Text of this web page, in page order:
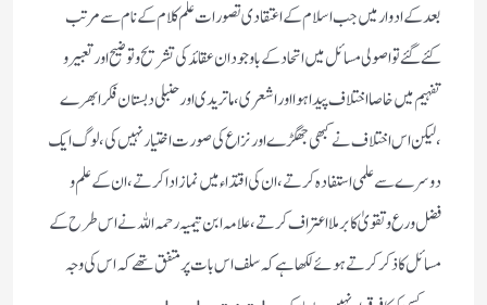
بعد کے ادوار میں جب اسلام کے اعتقادی تصورات علم کلام کے نام سے مرتب
کئے گئے تو اصولی مسائل میں اتحاد کے باوجود ان عقائد کی تشریح و توضیح اور تعبیر و
تفہیم میں خاصا اختلاف پیدا ہوا اور اشعری ،ماتریدی اور حنبلی دبستان فکر ابھرے
،لیکن اس اختلاف نے کبھی جھگڑے اور نزاع کی صورت اختیار نہیں کی ،لوگ ایک
دوسرے سے علمی استفادہ کرتے ،ان کی اقتداء میں نماز ادا کرتے ،ان کے علم و
فضل ورع وتقویٰ کا برملا اعتراف کرتے ،علامہ ابن تیمیہ رحمہ اللہ نے اس طرح کے
مسائل کا ذکر کرتے ہوئے لکھا ہے کہ سلف اس بات پر متفق تھے کہ اس کی وجہ